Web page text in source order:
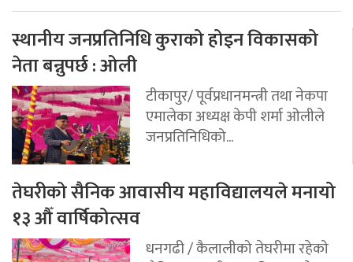
स्थानीय जनप्रतिनिधि कुराको होइन विकासको
नेता बन्नुपर्छ : ओली
टीकापुर/ पूर्वप्रधानमन्त्री तथा नेकपा
एमालेका अध्यक्ष केपी शर्मा ओलीले
जनप्रतिनिधिको...
तेघरीको सैनिक आवासीय महाविद्यालयले मनायो
१३ औँ वार्षिकोत्सव
धनगढी / कैलालीको तेघरीमा रहेको